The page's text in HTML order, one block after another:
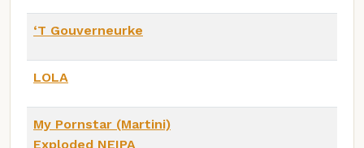
‘T Gouverneurke
LOLA
My Pornstar (Martini)
Exploded NEIPA